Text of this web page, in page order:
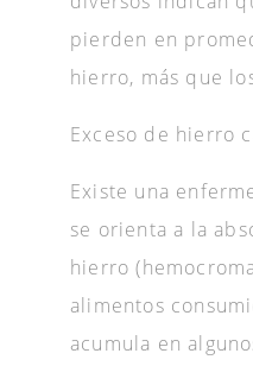
pierden en
hierro, más que
Exceso de hierro
Existe una
se orienta a la
hierro
alimentos
acumula en